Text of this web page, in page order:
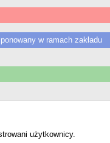
w ramach zakładu
użytkownicy.